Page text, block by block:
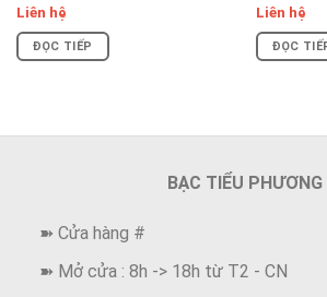
——————————————————-
trong vòng 5 năm qua
Sản phẩm đã được phủ sóng trên
Liên hệ
ĐỌC TIẾP
Liên hệ
ĐỌC
BẠC TIỂU PHƯƠNG
➽ Cửa hàng #
➽ Mở cửa : 8h -> 18h từ T2 - CN